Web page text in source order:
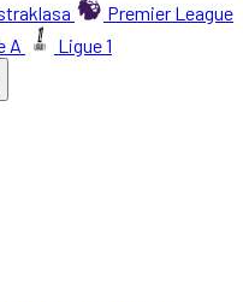
Premier League
A
Ligue 1